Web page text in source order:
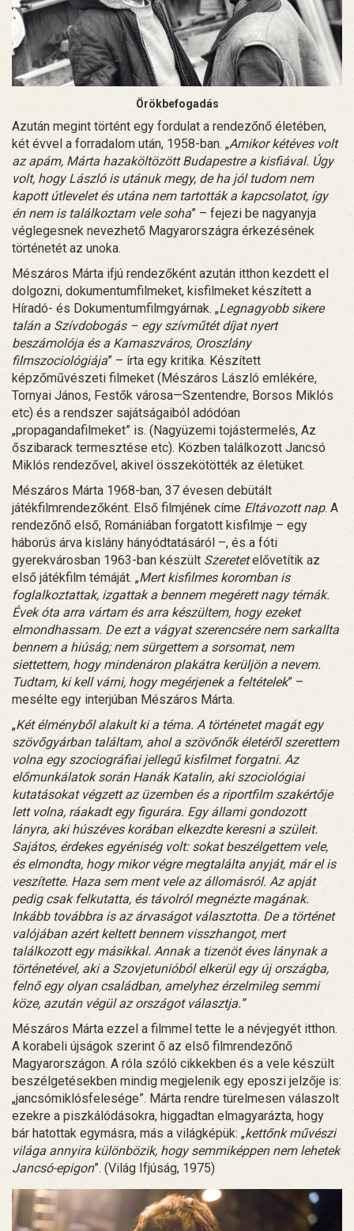
Örökbefogadás
Azután megint történt egy fordulat a rendezőnő életében,
két évvel a forradalom után, 1958-ban. „Amikor kétéves volt
az apám, Márta hazaköltözött Budapestre a kisfiával. Úgy
volt, hogy László is utánuk megy, de ha jól tudom nem
kapott útlevelet és utána nem tartották a kapcsolatot, így
én nem is találkoztam vele soha” – fejezi be nagyanyja
véglegesnek nevezhető Magyarországra érkezésének
történetét az unoka.
Mészáros Márta ifjú rendezőként azután itthon kezdett el
dolgozni, dokumentumfilmeket, kisfilmeket készített a
Híradó- és Dokumentumfilmgyárnak. „Legnagyobb sikere
talán a Szívdobogás – egy szívműtét díjat nyert
beszámolója és a Kamaszváros, Oroszlány
filmszociológiája” – írta egy kritika. Készített
képzőművészeti filmeket (Mészáros László emlékére,
Tornyai János, Festők városa—Szentendre, Borsos Miklós
etc) és a rendszer sajátságaiból adódóan
„propagandafilmeket” is. (Nagyüzemi tojástermelés, Az
őszibarack termesztése etc). Közben találkozott Jancsó
Miklós rendezővel, akivel összekötötték az életüket.
Mészáros Márta 1968-ban, 37 évesen debütált
játékfilmrendezőként. Első filmjének címe Eltávozott nap. A
rendezőnő első, Romániában forgatott kisfilmje – egy
háborús árva kislány hányódtatásáról –, és a fóti
gyerekvárosban 1963-ban készült Szeretetelővetítik az
első játékfilm témáját. „Mert kisfilmes koromban is
foglalkoztattak, izgattak a bennem megérett nagy témák.
Évek óta arra vártam és arra készültem, hogy ezeket
elmondhassam. De ezt a vágyat szerencsére nem sarkallta
bennem a hiúság; nem sürgettem a sorsomat, nem
siettettem, hogy mindenáron plakátra kerüljön a nevem.
Tudtam, ki kell várni, hogy megérjenek a feltételek” –
mesélte egy interjúban Mészáros Márta.
„Két élményből alakult ki a téma. A történetet magát egy
szövőgyárban találtam, ahol a szövőnők életéről szerettem
volna egy szociográfiai jellegű kisfilmet forgatni. Az
előmunkálatok során Hanák Katalin, aki szociológiai
kutatásokat végzett az üzemben és a riportfilm szakértője
lett volna, ráakadt egy figurára. Egy állami gondozott
lányra, aki húszéves korában elkezdte keresni a szüleit.
Sajátos, érdekes egyéniség volt: sokat beszélgettem vele,
és elmondta, hogy mikor végre megtalálta anyját, már el is
veszítette. Haza sem ment vele az állomásról. Az apját
pedig csak felkutatta, és távolról megnézte magának.
Inkább továbbra is az árvaságot választotta. De a történet
valójában azért keltett bennem visszhangot, mert
találkozott egy másikkal. Annak a tizenöt éves lánynak a
történetével, aki a Szovjetunióból elkerül egy új országba,
felnő egy olyan családban, amelyhez érzelmileg semmi
köze, azután végül az országot választja.”
Mészáros Márta ezzel a filmmel tette le a névjegyét itthon.
A korabeli újságok szerint ő az első filmrendezőnő
Magyarországon. A róla szóló cikkekben és a vele készült
beszélgetésekben mindig megjelenik egy eposzi jelzője is:
„jancsómiklósfelesége”. Márta rendre türelmesen válaszolt
ezekre a piszkálódásokra, higgadtan elmagyarázta, hogy
bár hatottak egymásra, más a világképük: „kettőnk művészi
világa annyira különbözik, hogy semmiképpen nem lehetek
Jancsó-epigon”. (Világ Ifjúság, 1975)